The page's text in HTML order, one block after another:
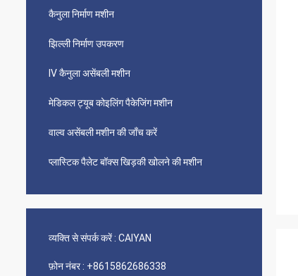
कैनुला निर्माण मशीन
झिल्ली निर्माण उपकरण
IV कैनुला असेंबली मशीन
मेडिकल ट्यूब कोइलिंग पैकेजिंग मशीन
वाल्व असेंबली मशीन की जाँच करें
प्लास्टिक पैलेट बॉक्स खिड़की खोलने की मशीन
व्यक्ति से संपर्क करें : CAIYAN
फ़ोन नंबर : +8615862686338